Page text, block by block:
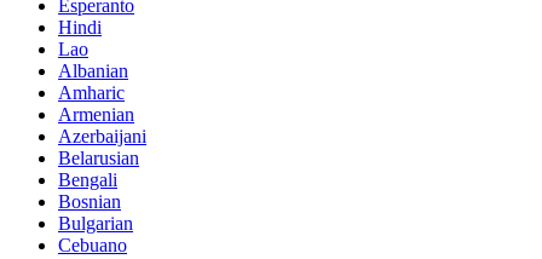
Esperanto
Hindi
Lao
Albanian
Amharic
Armenian
Azerbaijani
Belarusian
Bengali
Bosnian
Bulgarian
Cebuano